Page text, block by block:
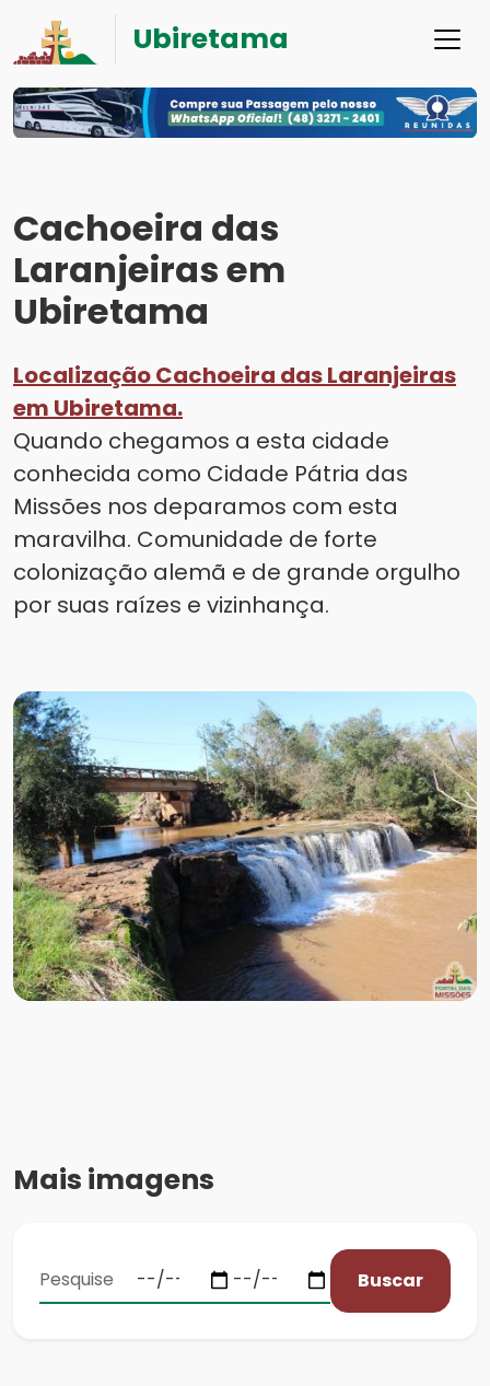
Ubiretama
Cachoeira das
Laranjeiras em
Ubiretama
Localização Cachoeira das Laranjeiras
em Ubiretama.
Quando chegamos a esta cidade
conhecida como Cidade Pátria das
Missões nos deparamos com esta
maravilha. Comunidade de forte
colonização alemã e de grande orgulho
por suas raízes e vizinhança.
Mais imagens
Buscar